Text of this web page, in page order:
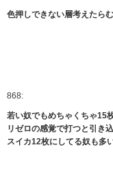
色押しできない層考えたら
868:
若い奴でもめちゃくちゃ15
リゼロの感覚で打つと引き
スイカ12枚にしてる奴も多